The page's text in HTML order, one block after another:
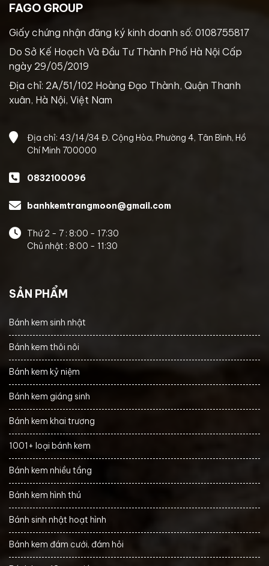
FAGO GROUP
Giấy chứng nhận đăng ký kinh doanh số: 0108755817
Do Sở Kế Hoạch Và Đầu Tư Thành Phố Hà Nội Cấp
ngày 29/05/2019
Địa chỉ: 2A/51/102 Hoàng Đạo Thành, Quận Thanh
xuân, Hà Nội, Việt Nam
Địa chỉ: 43/14/34 Đ. Cộng Hòa, Phường 4, Tân Bình, Hồ
Chí Minh 700000
0832100096
banhkemtrangmoon@gmail.com
Thứ 2 - 7 : 8:00 - 17:30
Chủ nhật : 8:00 - 11:30
SẢN PHẨM
Bánh kem sinh nhật
Bánh kem thôi nôi
Bánh kem kỷ niệm
Bánh kem giáng sinh
Bánh kem khai trương
1001+ loại bánh kem
Bánh kem nhiều tầng
Bánh kem hình thú
Bánh sinh nhật hoạt hình
Bánh kem đám cưới, đám hỏi